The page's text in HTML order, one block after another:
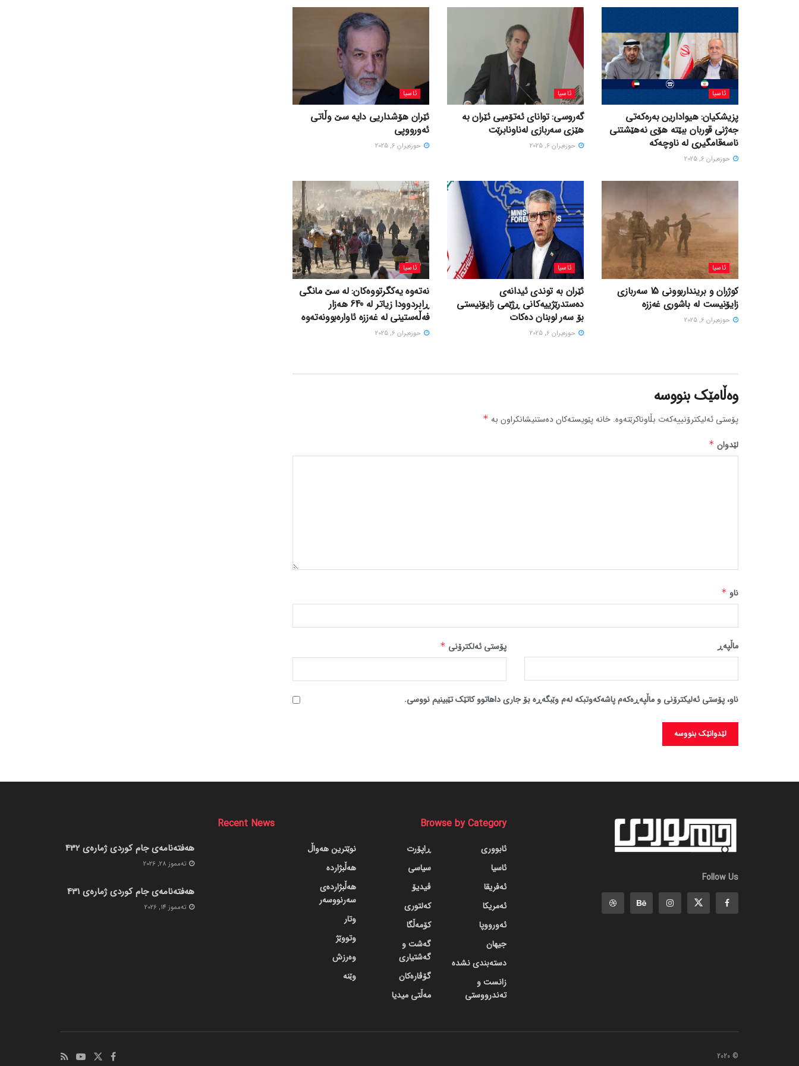
ئاسیا
پزیشکیان: هیوادارین بەرەکەتی
جەژنی قوربان ببێتە هۆی نەهێشتنی
ناسەقامگیری لە ناوچەکە
حوزه‌یران 6, 2025
ئاسیا
گەروسی: توانای ئەتۆمیی ئێران بە
هێزی سەربازی لەناونابرێت
حوزه‌یران 6, 2025
ئاسیا
ئێران هۆشداریی دایە سێ وڵاتی
ئەورووپی
حوزه‌یران 6, 2025
ئاسیا
کوژران و برینداربوونی 15 سەربازی
زایۆنیست لە باشوری غەززە
حوزه‌یران 6, 2025
ئاسیا
ئێران بە توندی ئیدانەی
دەستدرێژییەکانی ڕژێمی زایۆنیستی
بۆ سەر لوبنان دەکات
حوزه‌یران 6, 2025
ئاسیا
نەتەوە یەکگرتووەکان: لە سێ مانگی
ڕابردوودا زیاتر لە 640 هەزار
فەڵەستینی لە غەززە ئاوارەبوونەتەوە
حوزه‌یران 6, 2025
وەڵامێک بنووسە
پۆستی ئەلیکترۆنییەکەت بڵاوناکرێتەوە. خانە پێویستەکان دەستنیشانکراون بە *
لێدوان *
ناو *
پۆستی ئەلکترۆنی * ماڵپه‌ڕ
ناو، پۆستی ئەلیکترۆنی و ماڵپەڕەکەم پاشەکەوتبکە لەم وێبگەڕە بۆ جاری داهاتوو کاتێک تێبینیم نووسی.
Follow Us
Browse by Category
ئابووری
ئاسیا
ئەفریقا
ئەمریکا
ئەورووپا
جیهان
دسته‌بندی نشده
زانست و
تەندرووستی
ڕاپۆرت
سیاسی
ڤیدیۆ
کەلتوری
کۆمەڵگا
گه‌شت و
گه‌شتیاری
گۆڤاره‌کان
مەڵتی میدیا
نوێترین هەواڵ
هەڵبژاردە
هەڵبژاردەی
سەرنووسەر
وتار
وتووێژ
وەرزش
وێنە
Recent News
هەفتەنامەی جام کوردی ژمارەی 432
ته‌مموز 28, 2026
هەفتەنامەی جام کوردی ژمارەی 431
ته‌مموز 14, 2026
© 2020